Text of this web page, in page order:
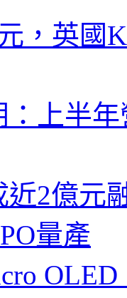
，英國
上半
近2億元
量產